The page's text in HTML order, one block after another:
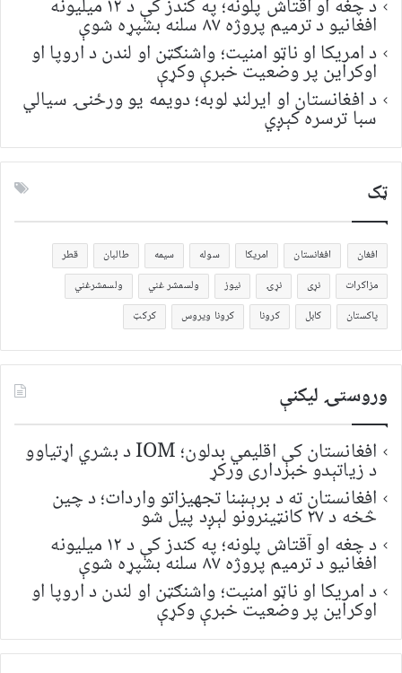
د چغه او آقتاش پلونه؛ په کندز کې د ۱۲ میلیونه
افغانیو د ترمیم پروژه ۸۷ سلنه بشپړه شوې
د امریکا او ناټو امنیت؛ واشنګټن او لندن د اروپا او
اوکراین پر وضعیت خبرې وکړې
د افغانستان او ایرلنډ لوبه؛ دویمه یو ورځنۍ سیالي
سبا ترسره کېږي
ټک
افغان افغانستان امریکا سوله سیمه طالبان
قطر
مزاکرات
نړی نړۍ نیوز ولسمشر غني
ولسمشرغني
پاکستان
کابل کرونا کرونا ویروس کرکټ
وروستۍ ليکنې
افغانستان کې اقلیمي بدلون؛ IOM د بشري اړتیاوو
د زیاتېدو خبرداری ورکړ
افغانستان ته د برېښنا تجهیزاتو واردات؛ د چین
څخه د ۲۷ کانټینرونو لېږد پیل شو
د چغه او آقتاش پلونه؛ په کندز کې د ۱۲ میلیونه
افغانیو د ترمیم پروژه ۸۷ سلنه بشپړه شوې
د امریکا او ناټو امنیت؛ واشنګټن او لندن د اروپا او
اوکراین پر وضعیت خبرې وکړې